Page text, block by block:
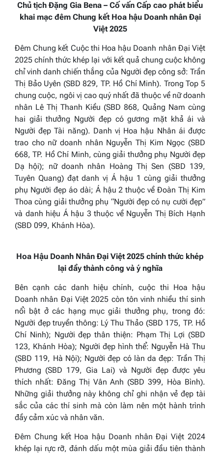
Chủ tịch Đặng Gia Bena – Cố vấn Cấp cao phát biểu
khai mạc đêm Chung kết Hoa hậu Doanh nhân Đại
Việt 2025
Đêm Chung kết Cuộc thi Hoa hậu Doanh nhân Đại Việt
2025 chính thức khép lại với kết quả chung cuộc không
chỉ vinh danh chiến thắng của Người đẹp công sở: Trần
Thị Bảo Uyên (SBD 829, TP. Hồ Chí Minh). Trong Top 5
chung cuộc, ngôi vị cao quý nhất đã thuộc về nữ doanh
nhân Lê Thị Thanh Kiều (SBD 868, Quảng Nam cùng
hai giải thưởng Người đẹp có gương mặt khả ái và
Người đẹp Tài năng). Danh vị Hoa hậu Nhân ái được
trao cho nữ doanh nhân Nguyễn Thị Kim Ngọc (SBD
668, TP. Hồ Chí Minh, cùng giải thưởng phụ Người đẹp
Dạ hội); nữ doanh nhân Hoàng Thị Sen (SBD 139,
Tuyên Quang) đạt danh vị Á hậu 1 cùng giải thưởng
phụ Người đẹp áo dài; Á hậu 2 thuộc về Đoàn Thị Kim
Thoa cùng giải thưởng phụ “Người đẹp có nụ cười đẹp”
và danh hiệu Á hậu 3 thuộc về Nguyễn Thị Bích Hạnh
(SBD 099, Khánh Hòa).
Hoa Hậu Doanh Nhân Đại Việt 2025 chính thức khép
lại đầy thành công và ý nghĩa
Bên cạnh các danh hiệu chính, cuộc thi Hoa hậu
Doanh nhân Đại Việt 2025 còn tôn vinh nhiều thí sinh
nổi bật ở các hạng mục giải thưởng phụ, trong đó:
Người đẹp truyền thông: Lý Thu Thảo (SBD 175, TP. Hồ
Chí Ninh); Người đẹp thân thiện: Phạm Thị Lợi (SBD
123, Khánh Hòa); Người đẹp hình thể: Nguyễn Hà Thu
(SBD 119, Hà Nội); Người đẹp có làn da đẹp: Trần Thị
Phương (SBD 179, Gia Lai) và Người đẹp được yêu
thích nhất: Đăng Thị Vân Anh (SBD 399, Hòa Bình).
Những giải thưởng này không chỉ ghi nhận vẻ đẹp tài
sắc của các thí sinh mà còn làm nên một hành trình
đầy cảm xúc và nhân văn.
Đêm Chung kết Hoa hậu Doanh nhân Đại Việt 2024
khép lại rực rỡ, đánh dấu một mùa giải đầu tiên thành